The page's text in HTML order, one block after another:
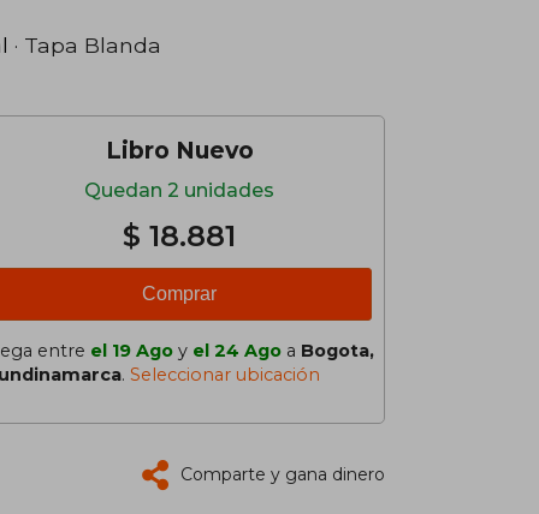
· Tapa Blanda
Libro Nuevo
Quedan 2 unidades
$ 18.881
Comprar
entre el 19 Ago y el 24 Ago a Bogota,
. Seleccionar ubicación
Comparte y gana dinero